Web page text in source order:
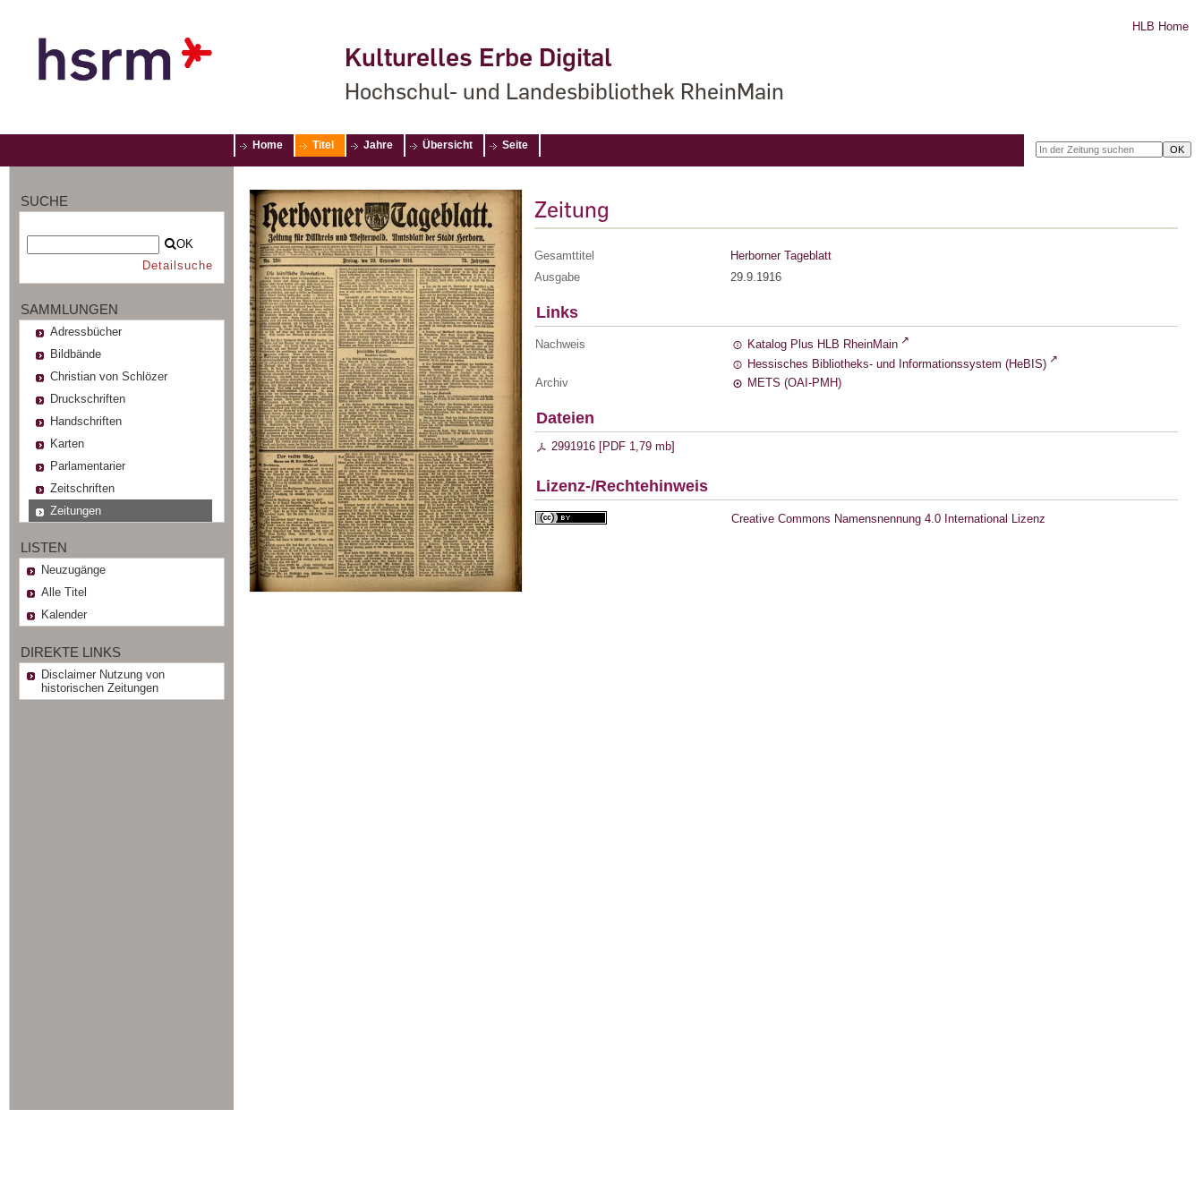
Kulturelles Erbe Digital
Hochschul- und Landesbibliothek RheinMain
HLB Home
Home Titel Jahre Übersicht Seite
SUCHE
OK
Detailsuche
SAMMLUNGEN
Adressbücher
Bildbände
Christian von Schlözer
Druckschriften
Handschriften
Karten
Parlamentarier
Zeitschriften
Zeitungen
LISTEN
Neuzugänge
Alle Titel
Kalender
DIREKTE LINKS
Disclaimer Nutzung von
historischen Zeitungen
Zeitung
Gesamttitel
Herborner Tageblatt
Ausgabe
29.9.1916
Links
Nachweis
Katalog Plus HLB RheinMain
Hessisches Bibliotheks- und Informationssystem (HeBIS)
Archiv
METS (OAI-PMH)
Dateien
2991916 [PDF 1,79 mb]
Lizenz-/Rechtehinweis
Creative Commons Namensnennung 4.0 International Lizenz